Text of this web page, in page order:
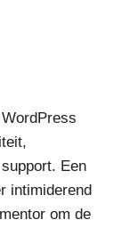
Een
intimiderend
om de